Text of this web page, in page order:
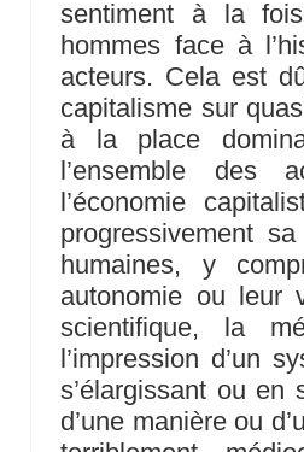
sentiment à la
hommes face à
acteurs. Cela est
capitalisme sur
à la place
l’ensemble des
l’économie
progressivement
humaines, y
autonomie ou leur
scientifique, la
l’impression d’un
s’élargissant ou en
d’une manière ou